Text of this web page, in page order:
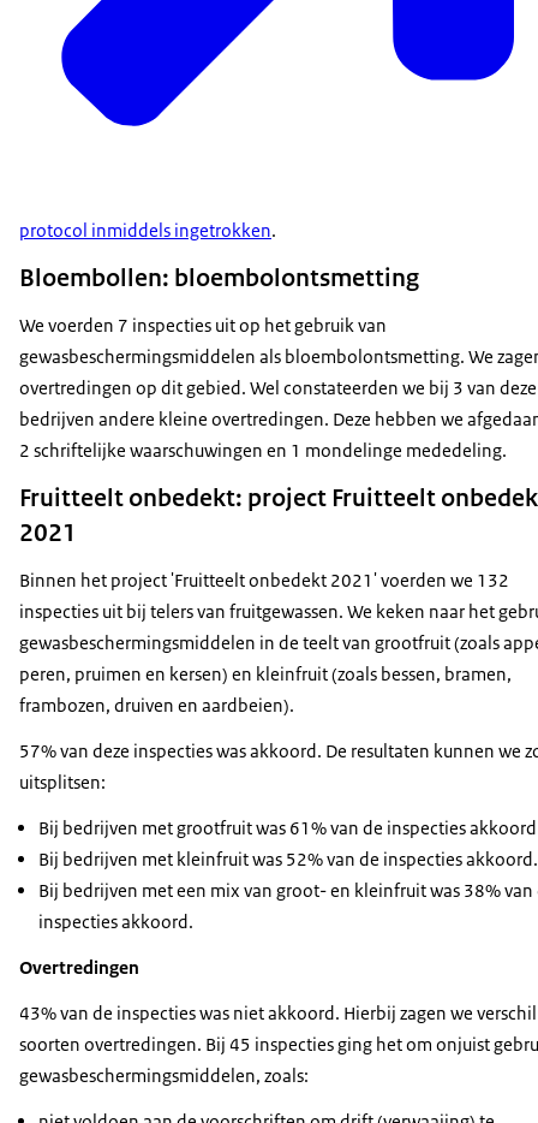
protocol inmiddels ingetrokken.
Bloembollen: bloembolontsmetting
We voerden 7 inspecties uit op het gebruik van
gewasbeschermingsmiddelen als bloembolontsmetting. We
overtredingen op dit gebied. Wel constateerden we bij 3 van
bedrijven andere kleine overtredingen. Deze hebben we
2 schriftelijke waarschuwingen en 1 mondelinge mededeling.
Fruitteelt onbedekt: project Fruitteelt
2021
Binnen het project 'Fruitteelt onbedekt 2021' voerden we 132
inspecties uit bij telers van fruitgewassen. We keken naar het
gewasbeschermingsmiddelen in de teelt van grootfruit (zoals
peren, pruimen en kersen) en kleinfruit (zoals bessen, bramen,
frambozen, druiven en aardbeien).
57% van deze inspecties was akkoord. De resultaten kunnen we
uitsplitsen:
Bij bedrijven met grootfruit was 61% van de inspecties
Bij bedrijven met kleinfruit was 52% van de inspecties akkoord.
Bij bedrijven met een mix van groot- en kleinfruit was 38% van
inspecties akkoord.
Overtredingen
43% van de inspecties was niet akkoord. Hierbij zagen we
soorten overtredingen. Bij 45 inspecties ging het om onjuist
gewasbeschermingsmiddelen, zoals: